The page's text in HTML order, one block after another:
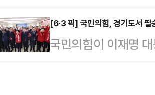
소득 비과세 혜택은
했다. 이번 공람은 내
픽훼미리타운(문정
불리는 대단지로, 지
이용할 수 있는 더블
실제 비용과 기업가
성과급 충돌이 이제
시작하면서 파장이
주주행동 실천본부'
[6·3 픽] 국민의힘, 경기도서
국민의힘이 이재명
비판을 쏟아내며 파